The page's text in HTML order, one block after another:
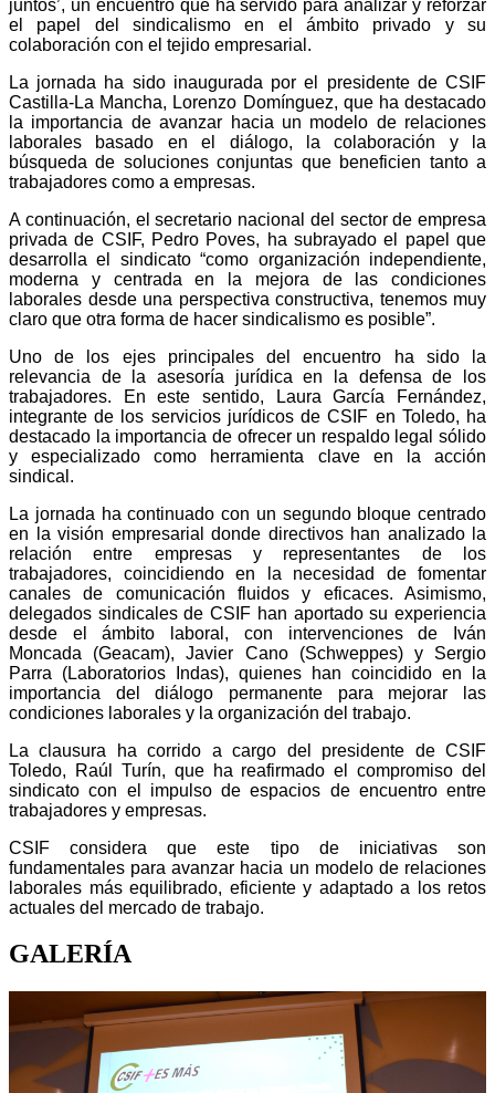
juntos’, un encuentro que ha servido para analizar y reforzar
el papel del sindicalismo en el ámbito privado y su
colaboración con el tejido empresarial.
La jornada ha sido inaugurada por el presidente de CSIF
Castilla-La Mancha, Lorenzo Domínguez, que ha destacado
la importancia de avanzar hacia un modelo de relaciones
laborales basado en el diálogo, la colaboración y la
búsqueda de soluciones conjuntas que beneficien tanto a
trabajadores como a empresas.
A continuación, el secretario nacional del sector de empresa
privada de CSIF, Pedro Poves, ha subrayado el papel que
desarrolla el sindicato “como organización independiente,
moderna y centrada en la mejora de las condiciones
laborales desde una perspectiva constructiva, tenemos muy
claro que otra forma de hacer sindicalismo es posible”.
Uno de los ejes principales del encuentro ha sido la
relevancia de la asesoría jurídica en la defensa de los
trabajadores. En este sentido, Laura García Fernández,
integrante de los servicios jurídicos de CSIF en Toledo, ha
destacado la importancia de ofrecer un respaldo legal sólido
y especializado como herramienta clave en la acción
sindical.
La jornada ha continuado con un segundo bloque centrado
en la visión empresarial donde directivos han analizado la
relación entre empresas y representantes de los
trabajadores, coincidiendo en la necesidad de fomentar
canales de comunicación fluidos y eficaces. Asimismo,
delegados sindicales de CSIF han aportado su experiencia
desde el ámbito laboral, con intervenciones de Iván
Moncada (Geacam), Javier Cano (Schweppes) y Sergio
Parra (Laboratorios Indas), quienes han coincidido en la
importancia del diálogo permanente para mejorar las
condiciones laborales y la organización del trabajo.
La clausura ha corrido a cargo del presidente de CSIF
Toledo, Raúl Turín, que ha reafirmado el compromiso del
sindicato con el impulso de espacios de encuentro entre
trabajadores y empresas.
CSIF considera que este tipo de iniciativas son
fundamentales para avanzar hacia un modelo de relaciones
laborales más equilibrado, eficiente y adaptado a los retos
actuales del mercado de trabajo.
GALERÍA